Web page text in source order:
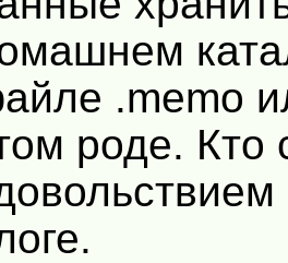
.memo
роде. Кто